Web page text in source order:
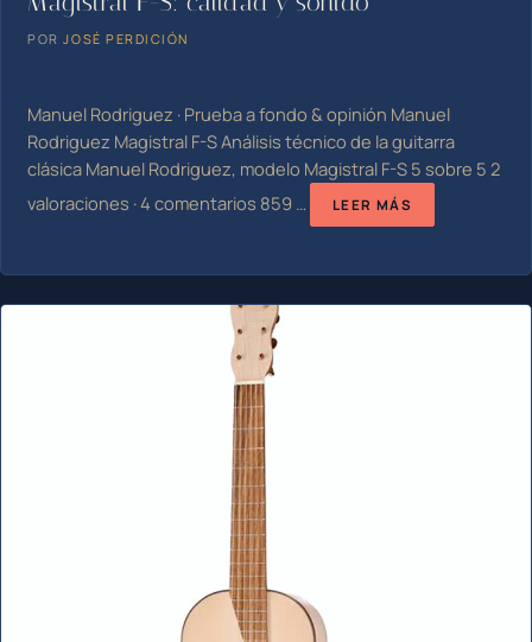
PORJOSÉ PERDICIÓN
Manuel Rodriguez · Prueba a fondo & opinión Manuel
Rodriguez Magistral F-S Análisis técnico de la guitarra
clásica Manuel Rodriguez, modelo Magistral F-S 5 sobre 5 2
valoraciones · 4 comentarios 859 …
LEER MÁS